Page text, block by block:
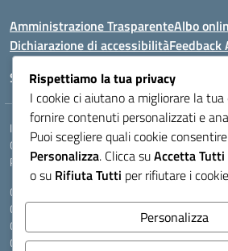
Amministrazione TrasparenteAlbo
Dichiarazione di accessibilità
Seguici su:
Indirizzo: VIA LAZIO, 3, 43100 PARMA (PR)
Centralino:0521272405 Email:
Posta elettronica certificata (PEC):
Codice fiscale: 80011950344
Codice meccanografico:
Codice Indice delle Pubbliche Amministrazioni
Codice unico di fatturazione (CUF): A9A6B25
Rispettiamo la tua privacy
I cookie ci aiutano a migliorare la tua
fornire contenuti personalizzati e
Puoi scegliere quali cookie
Personalizza. Clicca suAccetta Tutti
o su Rifiuta Tutti per rifiutare i
Personalizza